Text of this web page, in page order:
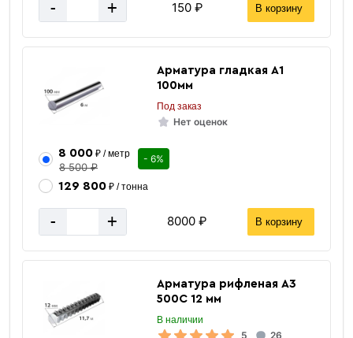
- + 150 ₽ В корзину
Арматура гладкая А1
100мм
Под заказ
Нет оценок
8 000₽ / метр
8 500 ₽
- 6%
129 800₽ / тонна
- + 8000 ₽ В корзину
Арматура рифленая А3
500С 12 мм
В наличии
5 26
ВГП
«В корзину»
«Быстрый заказ»